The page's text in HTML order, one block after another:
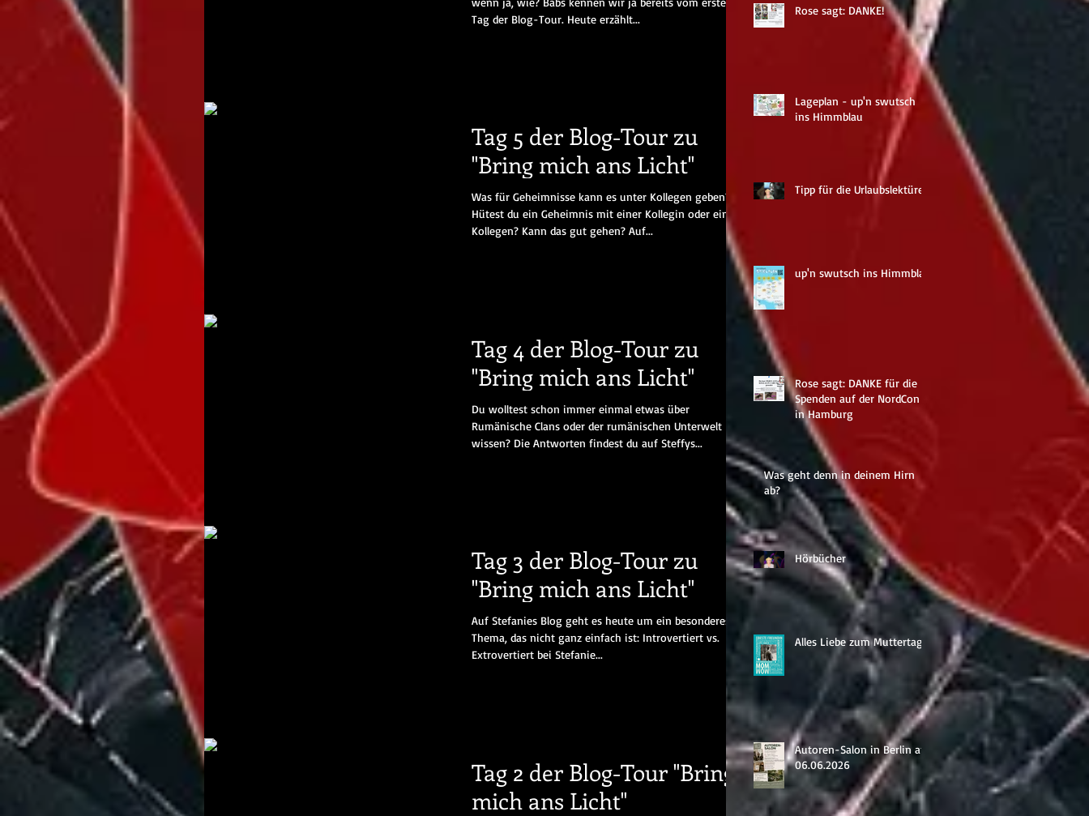
Tag der Blog-Tour. Heute erzählt...
Tag 5 der Blog-Tour zu
"Bring mich ans Licht"
Was für Geheimnisse kann es unter Kollegen geben?
Hütest du ein Geheimnis mit einer Kollegin oder einem
Kollegen? Kann das gut gehen? Auf...
Tag 4 der Blog-Tour zu
"Bring mich ans Licht"
Du wolltest schon immer einmal etwas über
Rumänische Clans oder der rumänischen Unterwelt
wissen? Die Antworten findest du auf Steffys...
Tag 3 der Blog-Tour zu
"Bring mich ans Licht"
Auf Stefanies Blog geht es heute um ein besonderes
Thema, das nicht ganz einfach ist: Introvertiert vs.
Extrovertiert bei Stefanie...
Tag 2 der Blog-Tour "Bring
mich ans Licht"
Rose sagt: DANKE!
Lageplan - up'n swutsch
ins Himmblau
Tipp für die Urlaubslektüre
up'n swutsch ins Himmblau
Rose sagt: DANKE für die
Spenden auf der NordCon
in Hamburg
Was geht denn in deinem Hirn
ab?
Hörbücher
Alles Liebe zum Muttertag!
Autoren-Salon in Berlin am
06.06.2026